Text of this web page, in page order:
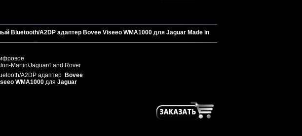
Bluetooth/A2DP адаптер Bovee Viseeo WMA1000 для Jaguar Made in
Martin/Jaguar/Land Rover
A2DP адаптер Bovee
WMA1000 для Jaguar